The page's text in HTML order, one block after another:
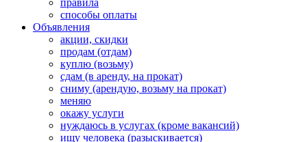
правила
способы оплаты
Объявления
акции, скидки
продам (отдам)
куплю (возьму)
сдам (в аренду, на прокат)
сниму (арендую, возьму на прокат)
меняю
окажу услуги
нуждаюсь в услугах (кроме вакансий)
ищу человека (разыскивается)